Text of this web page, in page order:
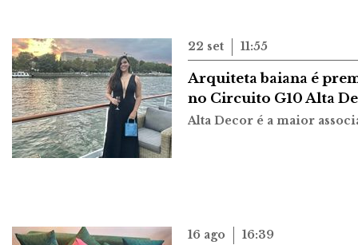
22 set 11:55
Arquiteta baiana é
no Circuito G10 Alta
Alta Decor é a maior
16 ago 16:39